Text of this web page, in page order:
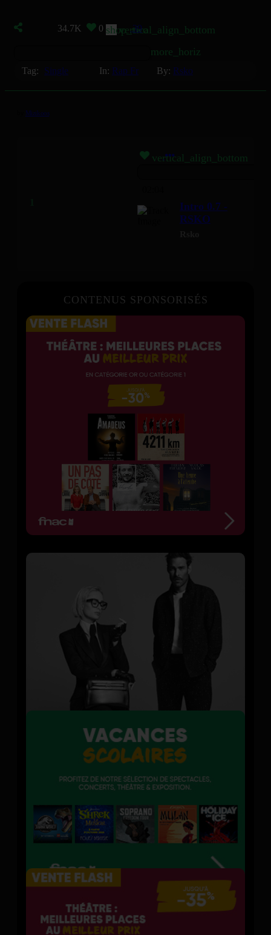
34.7K 0 shop_two
vertical_align_bottom
39
more_horiz
Tag: Single In: Rap Fr By: Rsko
Mizikoos
vertical_align_bottom
Intro 0.7 -
RSKO
CONTENUS SPONSORISÉS